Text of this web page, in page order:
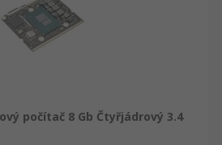
počítač 8 Gb Čtyřjádrový 3.4